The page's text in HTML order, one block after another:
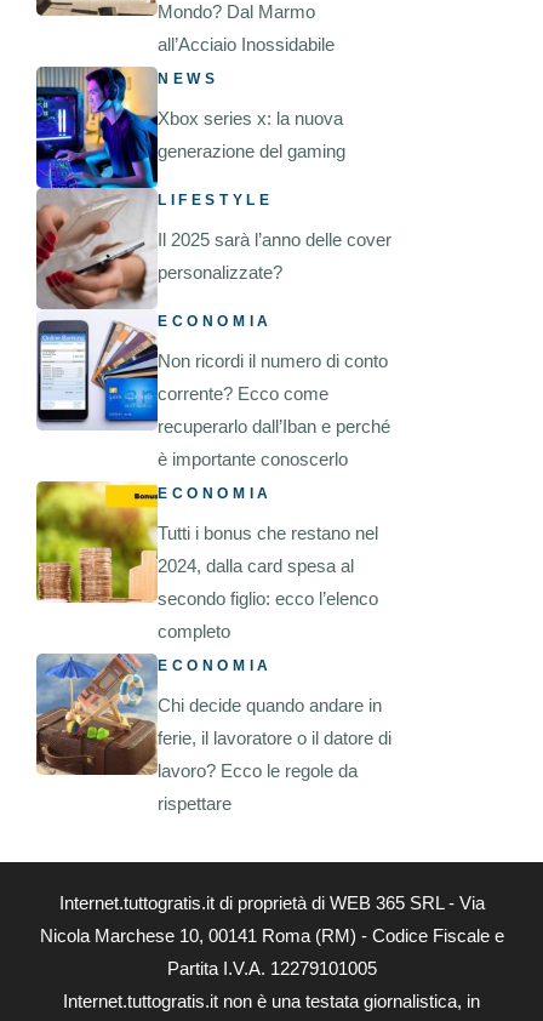
Mondo? Dal Marmo
all’Acciaio Inossidabile
NEWS
Xbox series x: la nuova
generazione del gaming
LIFESTYLE
Il 2025 sarà l’anno delle cover
personalizzate?
ECONOMIA
Non ricordi il numero di conto
corrente? Ecco come
recuperarlo dall’Iban e perché
è importante conoscerlo
ECONOMIA
Tutti i bonus che restano nel
2024, dalla card spesa al
secondo figlio: ecco l’elenco
completo
ECONOMIA
Chi decide quando andare in
ferie, il lavoratore o il datore di
lavoro? Ecco le regole da
rispettare
Internet.tuttogratis.it di proprietà di WEB 365 SRL - Via
Nicola Marchese 10, 00141 Roma (RM) - Codice Fiscale e
Partita I.V.A. 12279101005
Internet.tuttogratis.it non è una testata giornalistica, in